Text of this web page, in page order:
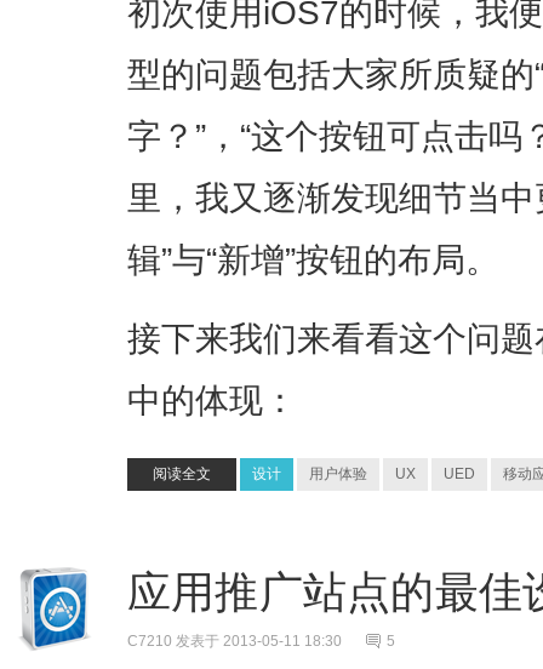
初次使用iOS7的时候，我
型的问题包括大家所质疑
字？”，“这个按钮可点击
里，我又逐渐发现细节当
辑”与“新增”按钮的布局。
接下来我们来看看这个问
中的体现：
阅读全文 设计 用户体验 UX UED 移动
应用推广站点的最
C7210 发表于 2013-05-11 18:30 5